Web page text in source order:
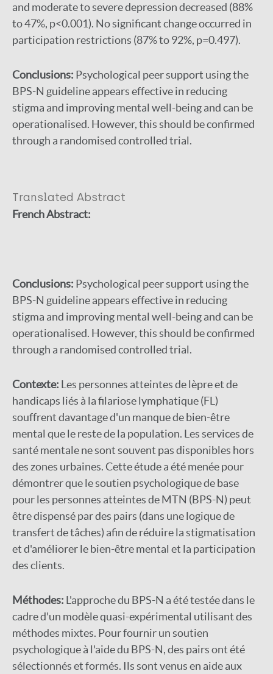
and moderate to severe depression decreased (88%
to 47%, p<0.001). No significant change occurred in
participation restrictions (87% to 92%, p=0.497).
Conclusions: Psychological peer support using the
BPS-N guideline appears effective in reducing
stigma and improving mental well-being and can be
operationalised. However, this should be confirmed
through a randomised controlled trial.
Translated Abstract
French Abstract:
Conclusions: Psychological peer support using the
BPS-N guideline appears effective in reducing
stigma and improving mental well-being and can be
operationalised. However, this should be confirmed
through a randomised controlled trial.
Contexte: Les personnes atteintes de lèpre et de
handicaps liés à la filariose lymphatique (FL)
souffrent davantage d'un manque de bien-être
mental que le reste de la population. Les services de
santé mentale ne sont souvent pas disponibles hors
des zones urbaines. Cette étude a été menée pour
démontrer que le soutien psychologique de base
pour les personnes atteintes de MTN (BPS-N) peut
être dispensé par des pairs (dans une logique de
transfert de tâches) afin de réduire la stigmatisation
et d'améliorer le bien-être mental et la participation
des clients.
Méthodes: L'approche du BPS-N a été testée dans le
cadre d'un modèle quasi-expérimental utilisant des
méthodes mixtes. Pour fournir un soutien
psychologique à l'aide du BPS-N, des pairs ont été
sélectionnés et formés. Ils sont venus en aide aux